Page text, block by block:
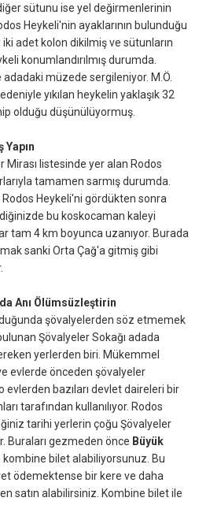
sütunu ise yel değirmenlerinin
Heykeli'nin ayaklarının bulunduğu
adet kolon dikilmiş ve sütunların
konumlandırılmış durumda.
adadaki müzede sergileniyor. M.Ö.
yıkılan heykelin yaklaşık 32
olduğu düşünülüyormuş.
Yapın
Mirası listesinde yer alan Rodos
tamamen sarmış durumda.
Rodos Heykeli'ni gördükten sonra
bu koskocaman kaleyi
tam 4 km boyunca uzanıyor. Burada
sanki Orta Çağ'a gitmiş gibi
Anı Ölümsüzleştirin
şövalyelerden söz etmemek
Şövalyeler Sokağı adada
yerlerden biri. Mükemmel
evlerde önceden şövalyeler
evlerden bazıları devlet daireleri bir
tarafından kullanılıyor. Rodos
tarihi yerlerin çoğu Şövalyeler
Buraları gezmeden önce Büyük
bilet alabiliyorsunuz. Bu
ödemektense bir kere ve daha
satın alabilirsiniz. Kombine bilet ile